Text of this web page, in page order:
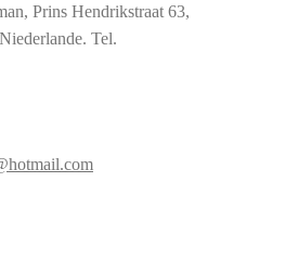
Prins Hendrikstraat 63,
Tel.